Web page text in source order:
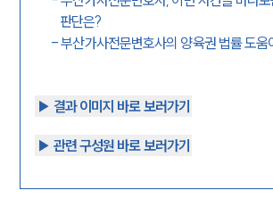
판단은?
-부산가사전문변호사의 양육권 법률 도움
▶︎ 결과 이미지 바로 보러가기
▶︎ 관련 구성원 바로 보러가기